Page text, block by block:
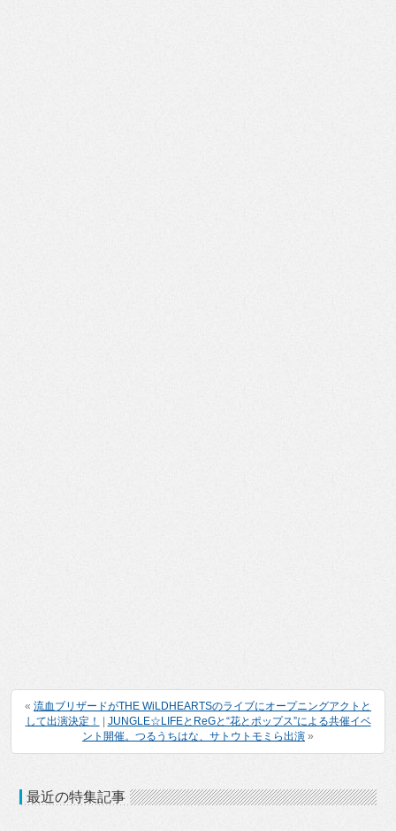
« 流血ブリザードがTHE WiLDHEARTSのライブにオープニングアクトと
して出演決定！
JUNGLE☆LIFEとReGと“花とポップス”による共催イベ
ント開催。つるうちはな、サトウトモミら出演 »
最近の特集記事